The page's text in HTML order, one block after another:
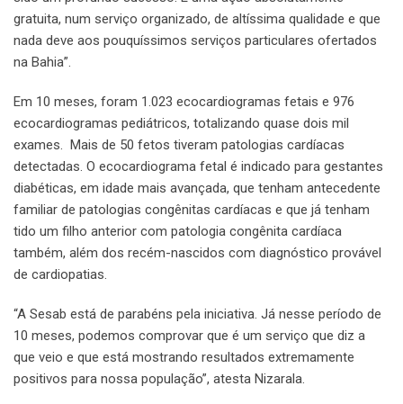
gratuita, num serviço organizado, de altíssima qualidade e que
nada deve aos pouquíssimos serviços particulares ofertados
na Bahia”.
Em 10 meses, foram 1.023 ecocardiogramas fetais e 976
ecocardiogramas pediátricos, totalizando quase dois mil
exames. Mais de 50 fetos tiveram patologias cardíacas
detectadas. O ecocardiograma fetal é indicado para gestantes
diabéticas, em idade mais avançada, que tenham antecedente
familiar de patologias congênitas cardíacas e que já tenham
tido um filho anterior com patologia congênita cardíaca
também, além dos recém-nascidos com diagnóstico provável
de cardiopatias.
“A Sesab está de parabéns pela iniciativa. Já nesse período de
10 meses, podemos comprovar que é um serviço que diz a
que veio e que está mostrando resultados extremamente
positivos para nossa população”, atesta Nizarala.